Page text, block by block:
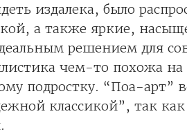
издалека, было
а также яркие,
решением для
чем-то похожа
подростку. “Поа-арт”
классикой”, так